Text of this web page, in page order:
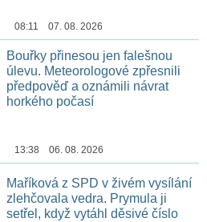
08:11 07. 08. 2026
Bouřky přinesou jen falešnou
úlevu. Meteorologové zpřesnili
předpověď a oznámili návrat
horkého počasí
13:38 06. 08. 2026
Maříková z SPD v živém vysílání
zlehčovala vedra. Prymula ji
setřel, když vytáhl děsivé číslo